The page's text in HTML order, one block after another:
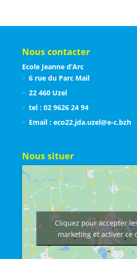
Nous contacter
Ecole Jeanne d’Arc
6 rue du Parc Mail
22 460 Uzel
tel : 02 9626 24 94
Email : eco22.jda.uzel@e-c.bzh
Nous situer
Cliquez pour accepter
marketing et activer ce